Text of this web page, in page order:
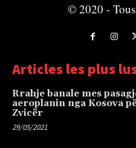
© 2020 - Tous
Articles les plus
Rrahje banale mes
aeroplanin nga Kosova
Zvicër
29/05/2021